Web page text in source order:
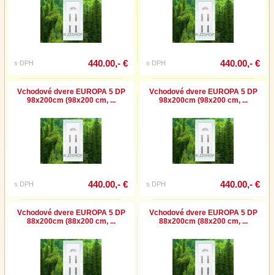
s DPH 440.00,- € s DPH 440.00,- €
Vchodové dvere EUROPA 5 DP
98x200cm (98x200 cm, ...
s DPH 440.00,- €
Vchodové dvere EUROPA 5 DP
98x200cm (98x200 cm, ...
s DPH 440.00,- €
Vchodové dvere EUROPA 5 DP
88x200cm (88x200 cm, ...
Vchodové dvere EUROPA 5 DP
88x200cm (88x200 cm, ...